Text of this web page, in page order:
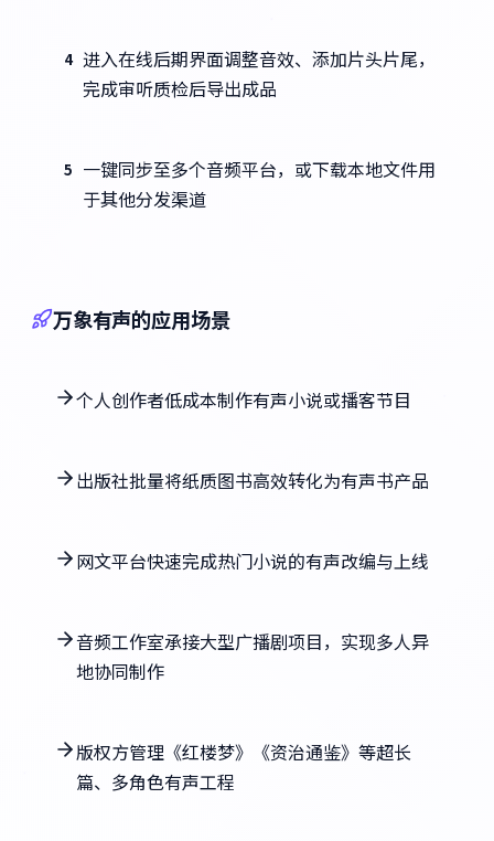
4 进入在线后期界面调整音效、添加片头片尾，
完成审听质检后导出成品
5 一键同步至多个音频平台，或下载本地文件用
于其他分发渠道
万象有声的应用场景
个人创作者低成本制作有声小说或播客节目
出版社批量将纸质图书高效转化为有声书产品
网文平台快速完成热门小说的有声改编与上线
音频工作室承接大型广播剧项目，实现多人异
地协同制作
版权方管理《红楼梦》《资治通鉴》等超长
篇、多角色有声工程